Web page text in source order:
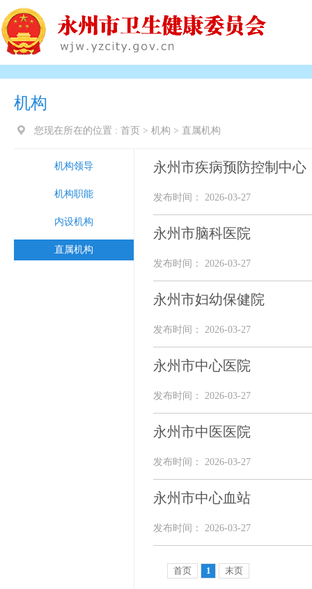
机构
您现在所在的位置 : 首页 > 机构 > 直属机构
机构领导
机构职能
内设机构
直属机构
永州市疾病预防控制中心
发布时间： 2026-03-27
永州市脑科医院
发布时间： 2026-03-27
永州市妇幼保健院
发布时间： 2026-03-27
永州市中心医院
发布时间： 2026-03-27
永州市中医医院
发布时间： 2026-03-27
永州市中心血站
发布时间： 2026-03-27
首页 1 末页